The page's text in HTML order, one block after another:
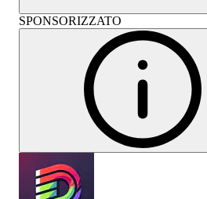
SPONSORIZZATO